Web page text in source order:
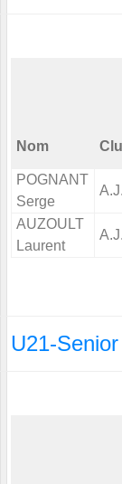
Nom
POGNANT
Serge
AUZOULT
Laurent
U21-